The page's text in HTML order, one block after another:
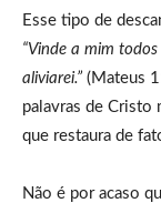
Esse tipo de
“Vinde a mim
aliviarei.”(Mateus
palavras de Cristo
que restaura de
Não é por acaso